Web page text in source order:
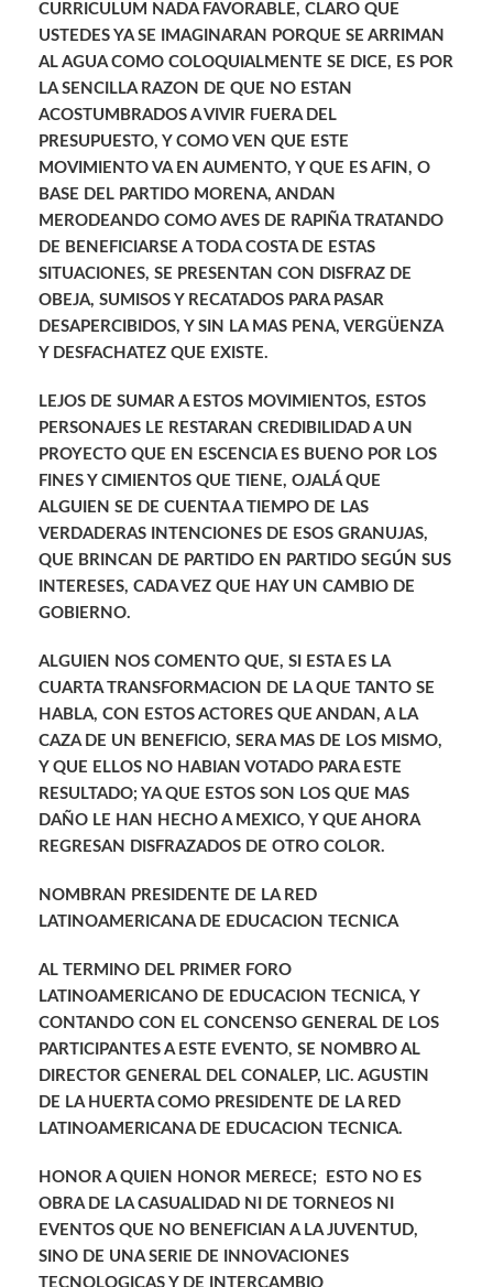
CURRICULUM NADA FAVORABLE, CLARO QUE
USTEDES YA SE IMAGINARAN PORQUE SE ARRIMAN
AL AGUA COMO COLOQUIALMENTE SE DICE, ES POR
LA SENCILLA RAZON DE QUE NO ESTAN
ACOSTUMBRADOS A VIVIR FUERA DEL
PRESUPUESTO, Y COMO VEN QUE ESTE
MOVIMIENTO VA EN AUMENTO, Y QUE ES AFIN, O
BASE DEL PARTIDO MORENA, ANDAN
MERODEANDO COMO AVES DE RAPIÑA TRATANDO
DE BENEFICIARSE A TODA COSTA DE ESTAS
SITUACIONES, SE PRESENTAN CON DISFRAZ DE
OBEJA, SUMISOS Y RECATADOS PARA PASAR
DESAPERCIBIDOS, Y SIN LA MAS PENA, VERGÜENZA
Y DESFACHATEZ QUE EXISTE.
LEJOS DE SUMAR A ESTOS MOVIMIENTOS, ESTOS
PERSONAJES LE RESTARAN CREDIBILIDAD A UN
PROYECTO QUE EN ESCENCIA ES BUENO POR LOS
FINES Y CIMIENTOS QUE TIENE, OJALÁ QUE
ALGUIEN SE DE CUENTA A TIEMPO DE LAS
VERDADERAS INTENCIONES DE ESOS GRANUJAS,
QUE BRINCAN DE PARTIDO EN PARTIDO SEGÚN SUS
INTERESES, CADA VEZ QUE HAY UN CAMBIO DE
GOBIERNO.
ALGUIEN NOS COMENTO QUE, SI ESTA ES LA
CUARTA TRANSFORMACION DE LA QUE TANTO SE
HABLA, CON ESTOS ACTORES QUE ANDAN, A LA
CAZA DE UN BENEFICIO, SERA MAS DE LOS MISMO,
Y QUE ELLOS NO HABIAN VOTADO PARA ESTE
RESULTADO; YA QUE ESTOS SON LOS QUE MAS
DAÑO LE HAN HECHO A MEXICO, Y QUE AHORA
REGRESAN DISFRAZADOS DE OTRO COLOR.
NOMBRAN PRESIDENTE DE LA RED
LATINOAMERICANA DE EDUCACION TECNICA
AL TERMINO DEL PRIMER FORO
LATINOAMERICANO DE EDUCACION TECNICA, Y
CONTANDO CON EL CONCENSO GENERAL DE LOS
PARTICIPANTES A ESTE EVENTO, SE NOMBRO AL
DIRECTOR GENERAL DEL CONALEP, LIC. AGUSTIN
DE LA HUERTA COMO PRESIDENTE DE LA RED
LATINOAMERICANA DE EDUCACION TECNICA.
HONOR A QUIEN HONOR MERECE; ESTO NO ES
OBRA DE LA CASUALIDAD NI DE TORNEOS NI
EVENTOS QUE NO BENEFICIAN A LA JUVENTUD,
SINO DE UNA SERIE DE INNOVACIONES
TECNOLOGICAS Y DE INTERCAMBIO